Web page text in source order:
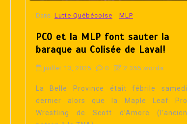
Dans Lutte Québécoise MLP
PCO et la MLP font sauter la
baraque au Colisée de Laval!
juillet 13, 2025 0 2 355 words
La Belle Province était fébrile samedi
dernier alors que la Maple Leaf Pro
Wrestling de Scott d’Amore (l’ancien